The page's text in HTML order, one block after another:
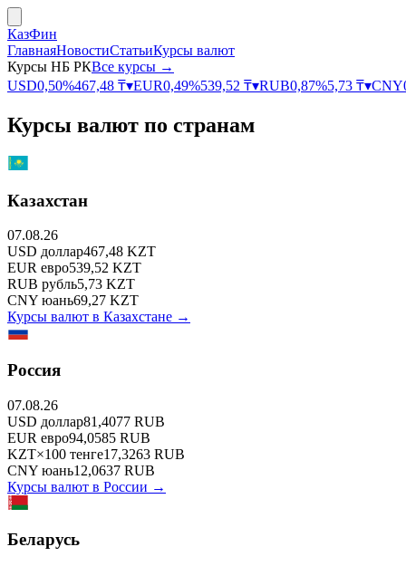
КазФин
ГлавнаяНовостиСтатьиКурсы валют
Курсы НБ РКВсе курсы →
USD0,50%467,48 ₸▾EUR0,49%539,52 ₸▾RUB0,87%5,73 ₸▾CNY
Курсы валют по странам
Казахстан
07.08.26
USD доллар467,48 KZT
EUR евро539,52 KZT
RUB рубль5,73 KZT
CNY юань69,27 KZT
Курсы валют в Казахстане →
Россия
07.08.26
USD доллар81,4077 RUB
EUR евро94,0585 RUB
KZT×100 тенге17,3263 RUB
CNY юань12,0637 RUB
Курсы валют в России →
Беларусь